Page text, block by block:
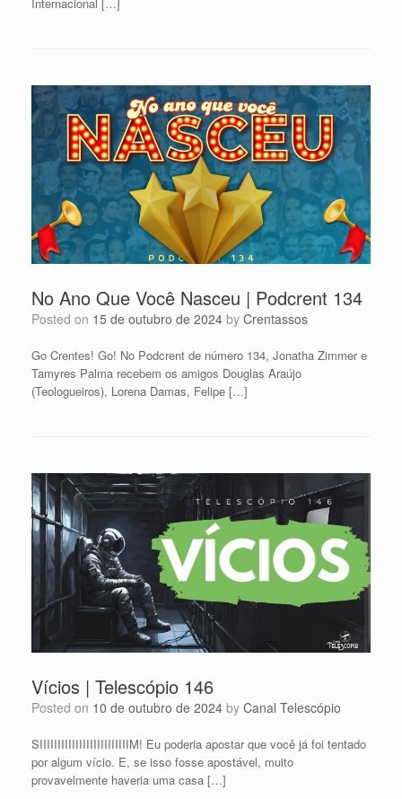
No Ano Que Você Nasceu | Podcrent 134
Posted on 15 de outubro de 2024 by Crentassos
Go Crentes! Go! No Podcrent de número 134, Jonatha Zimmer e
Tamyres Palma recebem os amigos Douglas Araújo
(Teologueiros), Lorena Damas, Felipe […]
Vícios | Telescópio 146
Posted on 10 de outubro de 2024 by Canal Telescópio
SIIIIIIIIIIIIIIIIIIIIIIIIIM! Eu poderia apostar que você já foi tentado
por algum vício. E, se isso fosse apostável, muito
provavelmente haveria uma casa […]